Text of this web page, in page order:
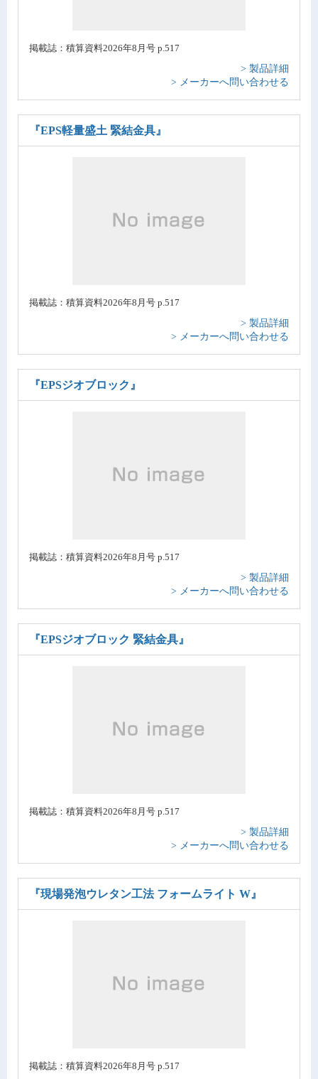
掲載誌：積算資料2026年8月号 p.517
> 製品詳細
> メーカーへ問い合わせる
『EPS軽量盛土 緊結金具』
掲載誌：積算資料2026年8月号 p.517
> 製品詳細
> メーカーへ問い合わせる
『EPSジオブロック』
掲載誌：積算資料2026年8月号 p.517
> 製品詳細
> メーカーへ問い合わせる
『EPSジオブロック 緊結金具』
掲載誌：積算資料2026年8月号 p.517
> 製品詳細
> メーカーへ問い合わせる
『現場発泡ウレタン工法 フォームライト W』
掲載誌：積算資料2026年8月号 p.517